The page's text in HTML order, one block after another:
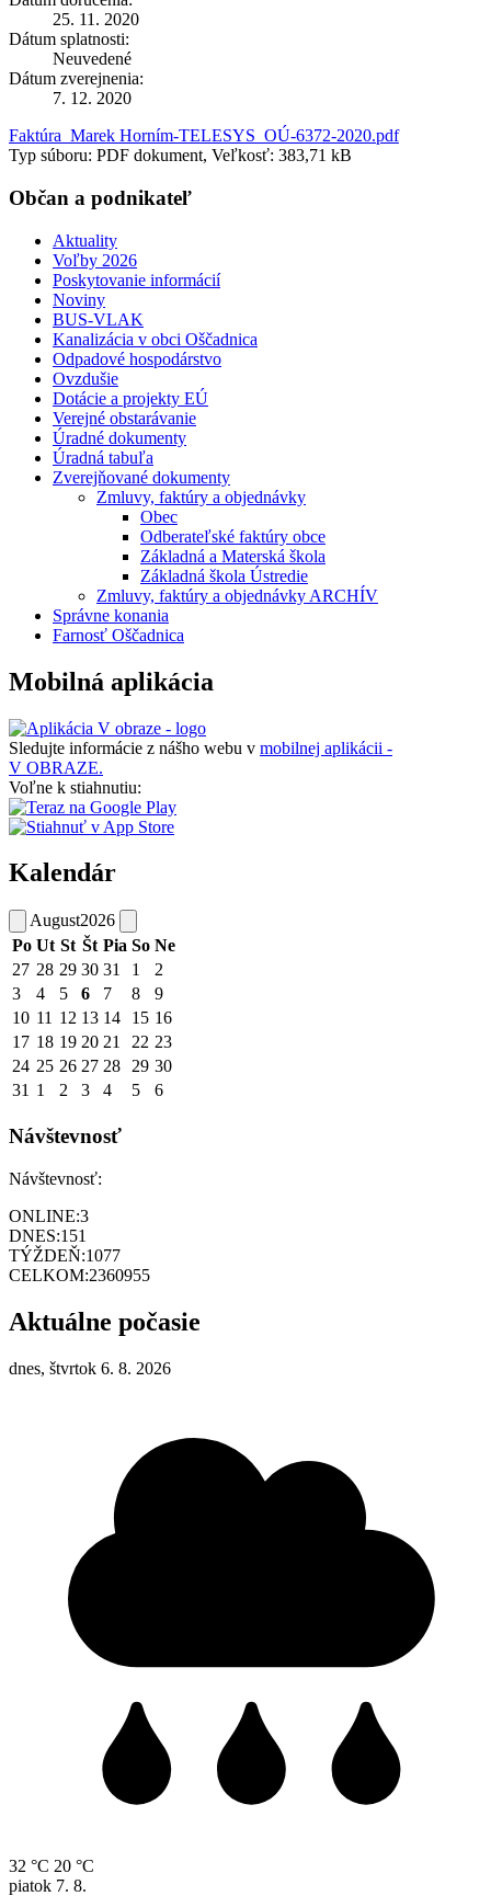
25. 11. 2020
Dátum splatnosti:
Neuvedené
Dátum zverejnenia:
7. 12. 2020
Faktúra_Marek Horním-TELESYS_OÚ-6372-2020.pdf
Typ súboru: PDF dokument, Veľkosť: 383,71 kB
Občan a podnikateľ
Aktuality
Voľby 2026
Poskytovanie informácií
Noviny
BUS-VLAK
Kanalizácia v obci Oščadnica
Odpadové hospodárstvo
Ovzdušie
Dotácie a projekty EÚ
Verejné obstarávanie
Úradné dokumenty
Úradná tabuľa
Zverejňované dokumenty
Zmluvy, faktúry a objednávky
Obec
Odberateľské faktúry obce
Základná a Materská škola
Základná škola Ústredie
Zmluvy, faktúry a objednávky ARCHÍV
Správne konania
Farnosť Oščadnica
Mobilná aplikácia
Sledujte informácie z nášho webu v mobilnej aplikácii -
V OBRAZE.
Voľne k stiahnutiu:
Kalendár
August2026
Po Ut St Št Pia So Ne
27 28 29 30 31 1
2
3
4 5 6 7 8
9
10 11 12 13 14 15 16
17 18 19 20 21 22 23
24 25 26 27 28 29 30
31 1 2 3 4 5 6
Návštevnosť
Návštevnosť:
ONLINE:3
DNES:151
TÝŽDEŇ:1077
CELKOM:2360955
Aktuálne počasie
dnes, štvrtok 6. 8. 2026
32 °C 20 °C
piatok 7. 8.